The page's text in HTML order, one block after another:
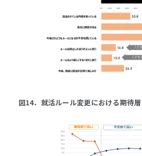
図14．就活ルール変更における期待